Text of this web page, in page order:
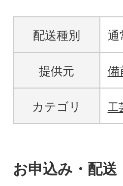
配送種別 通
提供元 備
カテゴリ 工
お申込み・配送